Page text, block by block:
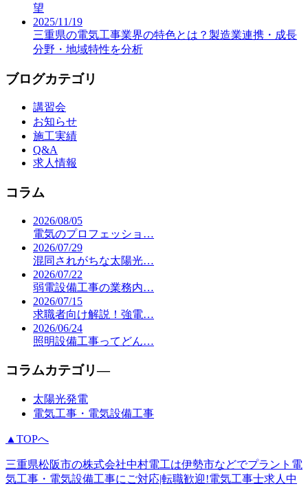
望
2025/11/19
三重県の電気工事業界の特色とは？製造業連携・成長
分野・地域特性を分析
ブログカテゴリ
講習会
お知らせ
施工実績
Q&A
求人情報
コラム
2026/08/05
電気のプロフェッショ…
2026/07/29
混同されがちな太陽光…
2026/07/22
弱電設備工事の業務内…
2026/07/15
求職者向け解説！強電…
2026/06/24
照明設備工事ってどん…
コラムカテゴリ―
太陽光発電
電気工事・電気設備工事
▲TOPへ
三重県松阪市の株式会社中村電工は伊勢市などでプラント電
気工事・電気設備工事にご対応|転職歓迎!電気工事士求人中